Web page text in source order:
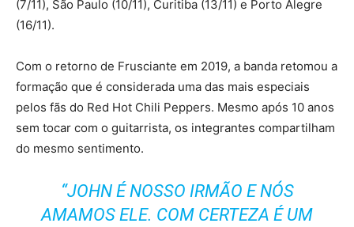
(7/11), São Paulo (10/11), Curitiba (13/11) e Porto Alegre
(16/11).
Com o retorno de Frusciante em 2019, a banda retomou a
formação que é considerada uma das mais especiais
pelos fãs do Red Hot Chili Peppers. Mesmo após 10 anos
sem tocar com o guitarrista, os integrantes compartilham
do mesmo sentimento.
“JOHN É NOSSO IRMÃO E NÓS
AMAMOS ELE. COM CERTEZA É UM